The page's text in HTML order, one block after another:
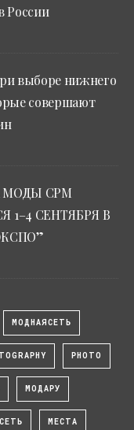
России
выборе нижнего
совершают
CPM
1–4 СЕНТЯБРЯ В
МОДНАЯСЕТЬ
PHOTO
МОДАРУ
МЕСТА